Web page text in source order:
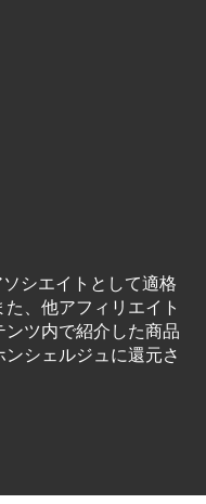
シエイトとして適格
、他アフィリエイト
ツ内で紹介した商品
シェルジュに還元さ